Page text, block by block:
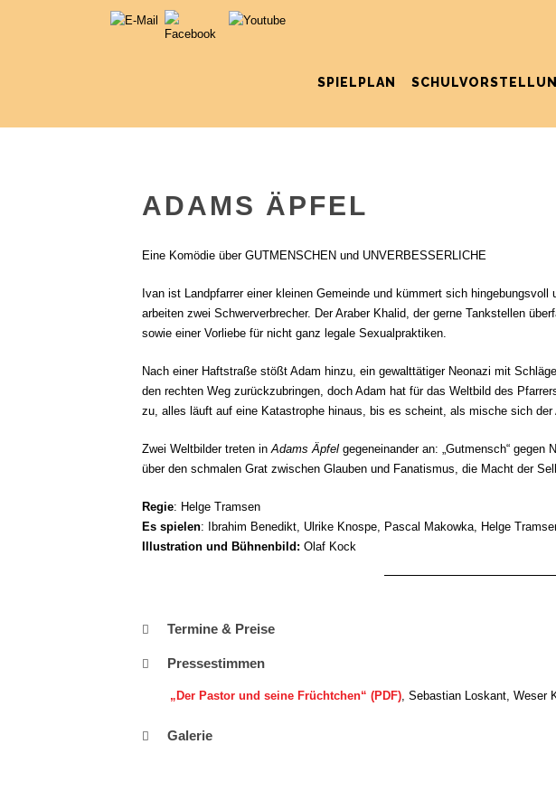
SPIELPLAN
ADAMS ÄPFEL
Eine Komödie über GUTMENSCHEN und UNVERBESSERLICHE
Ivan ist Landpfarrer einer kleinen Gemeinde und kümmert sich
arbeiten zwei Schwerverbrecher. Der Araber Khalid, der gerne Tankstellen
sowie einer Vorliebe für nicht ganz legale Sexualpraktiken.
Nach einer Haftstraße stößt Adam hinzu, ein gewalttätiger Neonazi mit
den rechten Weg zurückzubringen, doch Adam hat für das Weltbild des
zu, alles läuft auf eine Katastrophe hinaus, bis es scheint, als mische sich
Zwei Weltbilder treten inAdams Äpfel gegeneinander an: „Gutmensch“
über den schmalen Grat zwischen Glauben und Fanatismus, die Macht der
Regie: Helge Tramsen
Es spielen: Ibrahim Benedikt, Ulrike Knospe, Pascal Makowka, Helge
Illustration und Bühnenbild: Olaf Kock
Termine & Preise
Pressestimmen
„Der Pastor und seine Früchtchen“ (PDF), Sebastian Loskant, Weser
Galerie